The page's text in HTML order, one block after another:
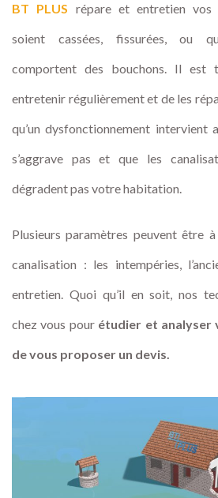
BT PLUS répare et entretien vos
soient cassées, fissurées, ou
comportent des bouchons. Il est
entretenir régulièrement et de les
qu’un dysfonctionnement intervient
s’aggrave pas et que les
dégradent pas votre habitation.
Plusieurs paramètres peuvent être à
canalisation : les intempéries,
entretien. Quoi qu’il en soit, nos
chez vous pour étudier et analyser
de vous proposer un devis.